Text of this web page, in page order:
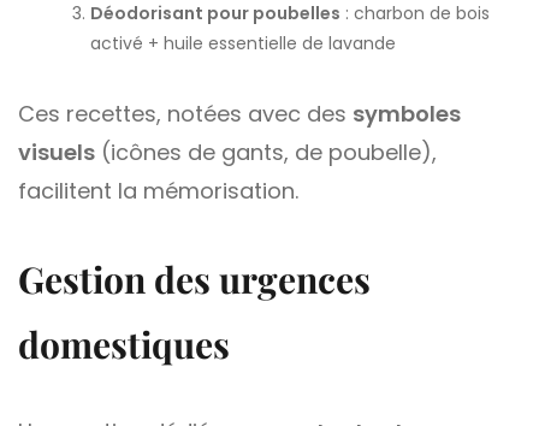
Déodorisant pour poubelles : charbon de bois
activé + huile essentielle de lavande
Ces recettes, notées avec des symboles
visuels (icônes de gants, de poubelle),
facilitent la mémorisation.
Gestion des urgences
domestiques